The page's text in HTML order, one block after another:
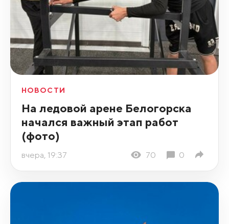
НОВОСТИ
На ледовой арене Белогорска
начался важный этап работ
(фото)
вчера, 19:37 70 0